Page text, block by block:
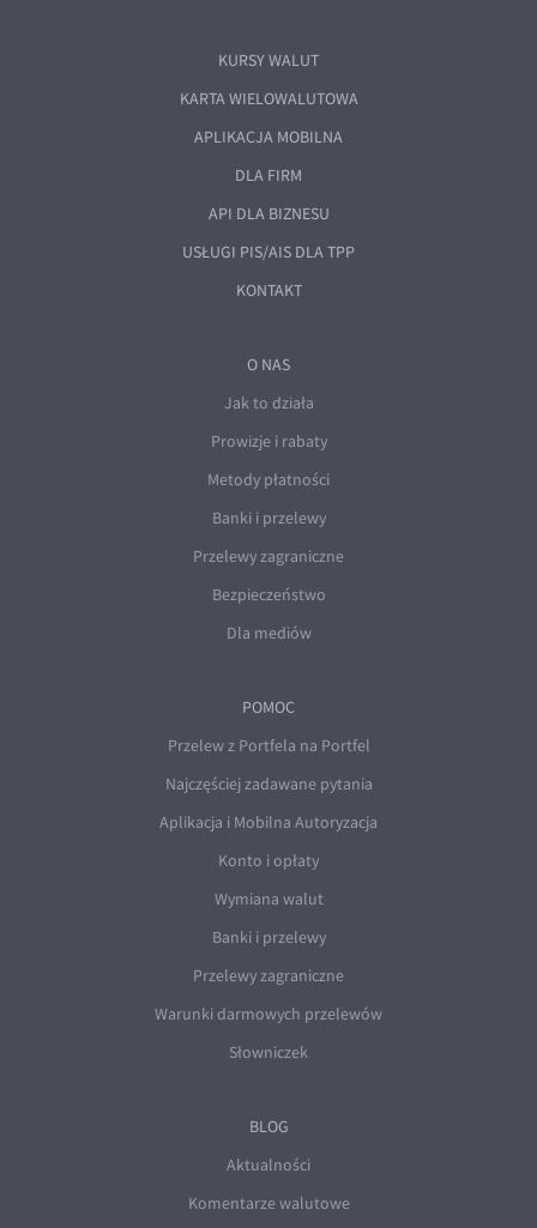
KURSY WALUT
KARTA WIELOWALUTOWA
APLIKACJA MOBILNA
DLA FIRM
API DLA BIZNESU
USŁUGI PIS/AIS DLA TPP
KONTAKT
O NAS
Jak to działa
Prowizje i rabaty
Metody płatności
Banki i przelewy
Przelewy zagraniczne
Bezpieczeństwo
Dla mediów
POMOC
Przelew z Portfela na Portfel
Najczęściej zadawane pytania
Aplikacja i Mobilna Autoryzacja
Konto i opłaty
Wymiana walut
Banki i przelewy
Przelewy zagraniczne
Warunki darmowych przelewów
Słowniczek
BLOG
Aktualności
Komentarze walutowe